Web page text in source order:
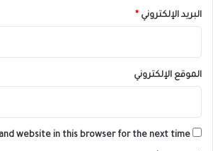
البريد الإلكتروني *
الموقع الإلكتروني
and website in this browser for the next time